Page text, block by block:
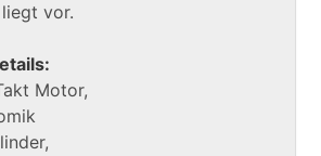
vor.
Motor,